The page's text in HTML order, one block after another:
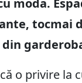
moda.
tocmai
o privire la